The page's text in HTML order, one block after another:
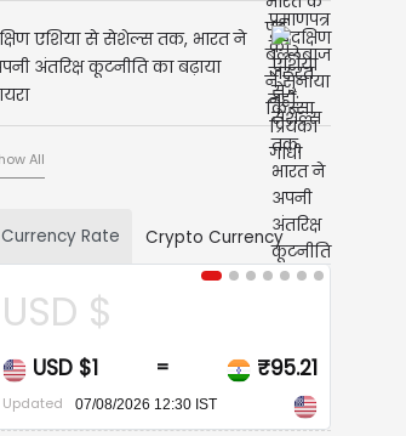
एशिया से सेशेल्स तक, भारत ने
अंतरिक्ष कूटनीति का बढ़ाया
All
Currency Rate Crypto Currency
= ₹95.21
12:30 IST
CAD $1
Updated 07/08/2026 12:30